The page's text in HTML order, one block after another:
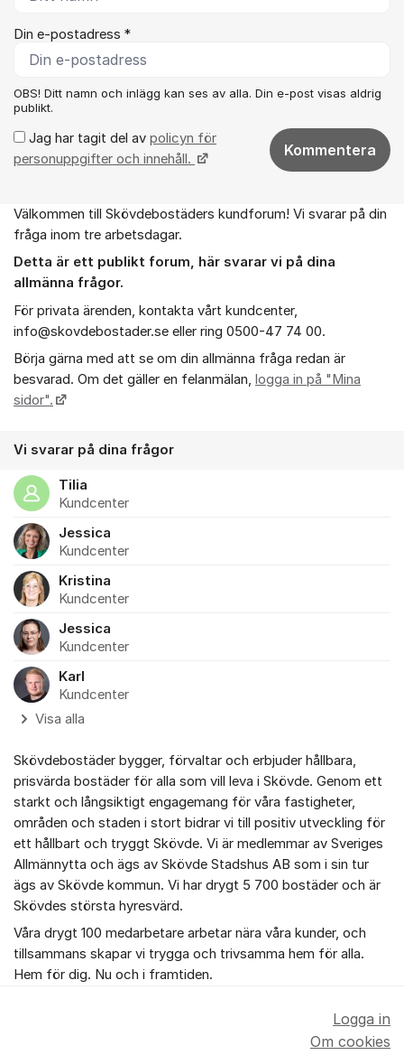
Din e-postadress *
OBS! Ditt namn och inlägg kan ses av alla. Din e-post visas aldrig
publikt.
Jag har tagit del av policyn för
personuppgifter och innehåll.
Kommentera
Om forumet
Välkommen till Skövdebostäders kundforum! Vi svarar på din
fråga inom tre arbetsdagar.
Detta är ett publikt forum, här svarar vi på dina
allmänna frågor.
För privata ärenden, kontakta vårt kundcenter,
info@skovdebostader.se eller ring 0500-47 74 00.
Börja gärna med att se om din allmänna fråga redan är
besvarad. Om det gäller en felanmälan, logga in på "Mina
sidor".
Vi svarar på dina frågor
Tilia
Kundcenter
Jessica
Kundcenter
Kristina
Kundcenter
Jessica
Kundcenter
Karl
Kundcenter
Visa alla
Skövdebostäder bygger, förvaltar och erbjuder hållbara,
prisvärda bostäder för alla som vill leva i Skövde. Genom ett
starkt och långsiktigt engagemang för våra fastigheter,
områden och staden i stort bidrar vi till positiv utveckling för
ett hållbart och tryggt Skövde. Vi är medlemmar av Sveriges
Allmännytta och ägs av Skövde Stadshus AB som i sin tur
ägs av Skövde kommun. Vi har drygt 5 700 bostäder och är
Skövdes största hyresvärd.
Våra drygt 100 medarbetare arbetar nära våra kunder, och
tillsammans skapar vi trygga och trivsamma hem för alla.
Hem för dig. Nu och i framtiden.
Logga in
Om cookies